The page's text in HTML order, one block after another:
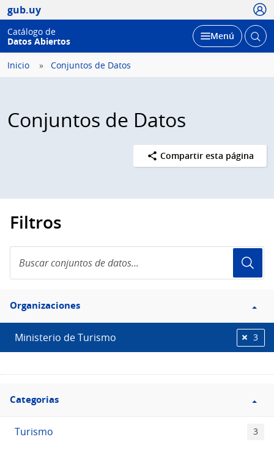
gub.uy
Catálogo de
Datos Abiertos
Desplegar
Menú Abrir
Inicio Conjuntos de Datos
Conjuntos de Datos
Compartir esta página
Filtros
conjuntos
de
Filtro
Organizaciones
Organizaciones
Ministerio de Turismo 3
Filtro
Categorias
Categorias
Turismo 3